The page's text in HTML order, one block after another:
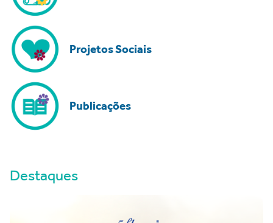
Projetos Sociais
Publicações
Destaques